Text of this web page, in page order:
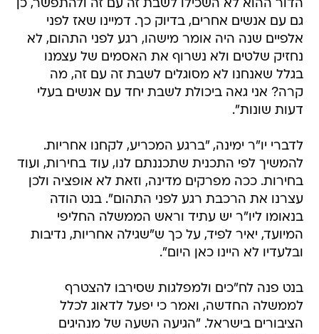
הדור ההוא לא השכילו לשבת זה עם זה ולהתפשר, כן
גם עם אנשים אחרים, בדיוק כך. דמיינו שאז לפני
אלפיים שנה היה אומר מישהו, רגע לפני התהום, לא
נחזיק שלטים ולא נשרוף את האסמים של עצמנו
בגלל שאנחנו לא מסוגלים לשבת זה עם זה, מה
קרה? אני גאה ביכולת לשבת יחד עם אנשים בעלי
דעות שונות".
לדברי יו"ר ימינה, "ברגע המכריע, לקחנו אחריות.
להמשיך לפי התכנית שתכננתם לנו, עוד בחירות, ועוד
בחירות. ככה מפרקים מדינה, וזאת לא אופציה ולכן
עצרנו את הרכבת רגע לפני התהום". בנט הודה
בנאומו ליו"ר יש עתיד וראש הממשלה החליפי
המיועד, יאיר לפיד, על כך ש"שגילה אחריות, נדיבות
ובלעדיו לא היינו כאן היום".
בנט פנה לח"כים ולמפלגות שסירבו להצטרף
לממשלה החדשה, ואמר כי יפעל לדאוג לכלל
הציבורים בישראל. "הגיעה השעה של מנהיגים